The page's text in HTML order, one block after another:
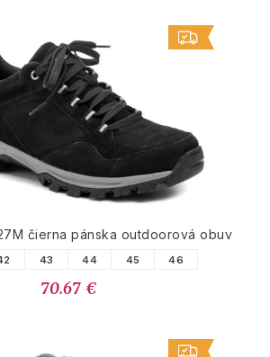
čierna pánska outdoorová obuv
43 44 45 46
70.67 €